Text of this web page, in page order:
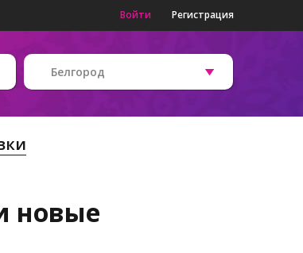
Войти Регистрация
Белгород
новые